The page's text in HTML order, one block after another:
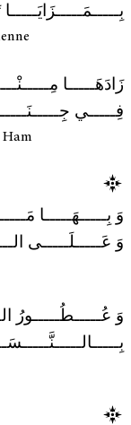
زَادَهَـــــا
فِـــــي
وَ بِـــــهَـــــا
وَ عَـــــلَـــــى
وَ عُـــــطُـــــورُ